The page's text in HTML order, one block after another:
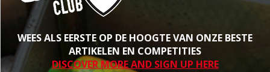
WEES ALS EERSTE OP DE HOOGTE VAN ONZE BESTE
ARTIKELEN EN COMPETITIES
DISCOVER MORE AND SIGN UP HERE